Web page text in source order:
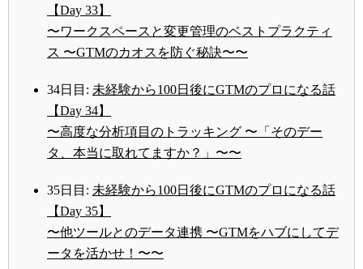
【Day 33】
〜ワークスペースと変更管理のベストプラクティ
ス 〜GTMのカオスを防ぐ秘訣〜〜
34日目: 未経験から100日後にGTMのプロになる話
【Day 34】
〜高度な分析項目のトラッキング 〜「そのデー
タ、本当に取れてますか？」〜〜
35日目: 未経験から100日後にGTMのプロになる話
【Day 35】
〜他ツールとのデータ連携 〜GTMをハブにしてデ
ータを活かせ！〜〜